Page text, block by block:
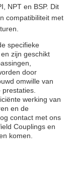
NPT en BSP. Dit
compatibiliteit met
specifieke
zijn geschikt
door
omwille van
werking van
en de
contact met ons
Couplings en
komen.